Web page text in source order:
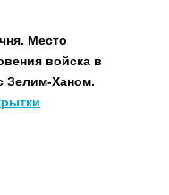
Место
войска в
Зелим-Ханом.